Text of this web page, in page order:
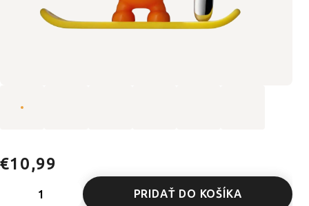
€10,99
PRIDAŤ DO KOŠÍKA